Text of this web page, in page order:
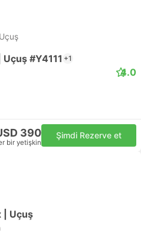
#Y4111 +1
4.0
390
bir yetişkin
Şimdi Rezerve et
| Uçuş